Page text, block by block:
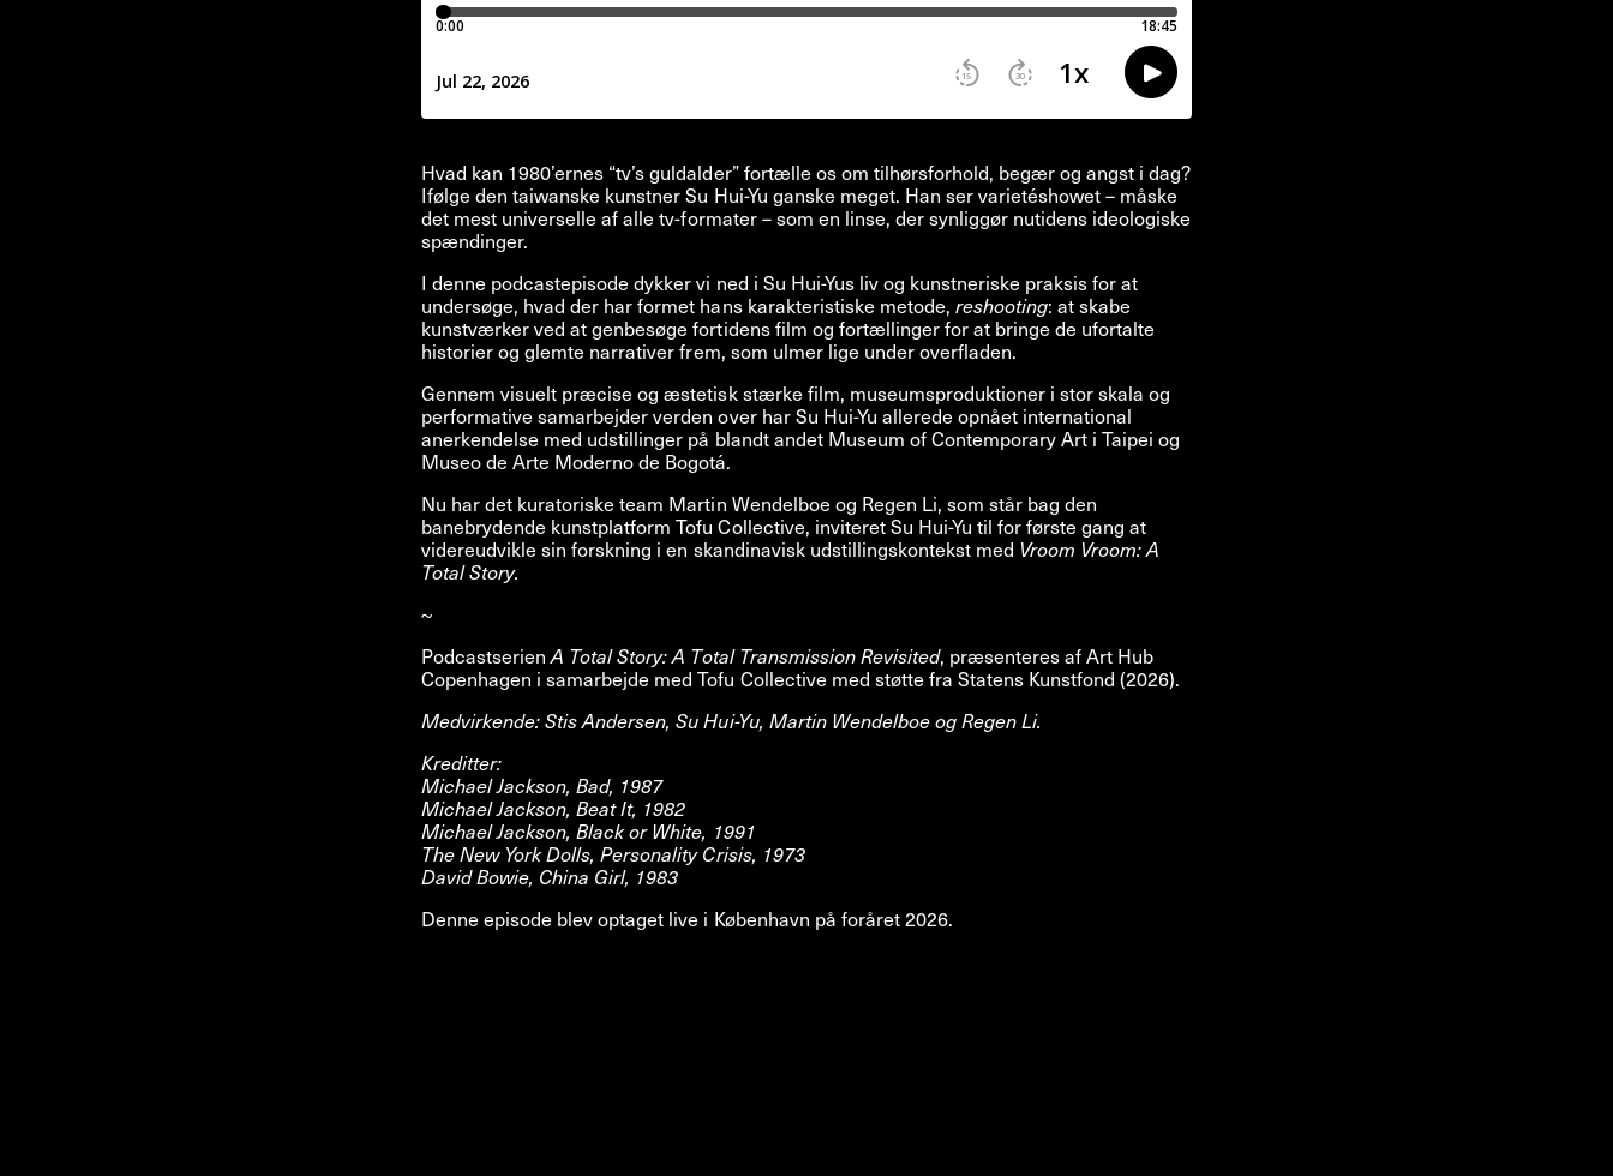
Hvad kan 1980’ernes “tv’s guldalder” fortælle os om tilhørsforhold, begær og angst i dag?
Ifølge den taiwanske kunstner Su Hui-Yu ganske meget. Han ser varietéshowet – måske
det mest universelle af alle tv-formater – som en linse, der synliggør nutidens ideologiske
spændinger.
I denne podcastepisode dykker vi ned i Su Hui-Yus liv og kunstneriske praksis for at
undersøge, hvad der har formet hans karakteristiske metode, reshooting: at skabe
kunstværker ved at genbesøge fortidens film og fortællinger for at bringe de ufortalte
historier og glemte narrativer frem, som ulmer lige under overfladen.
Gennem visuelt præcise og æstetisk stærke film, museumsproduktioner i stor skala og
performative samarbejder verden over har Su Hui-Yu allerede opnået international
anerkendelse med udstillinger på blandt andet Museum of Contemporary Art i Taipei og
Museo de Arte Moderno de Bogotá.
Nu har det kuratoriske team Martin Wendelboe og Regen Li, som står bag den
banebrydende kunstplatform Tofu Collective, inviteret Su Hui-Yu til for første gang at
videreudvikle sin forskning i en skandinavisk udstillingskontekst med Vroom Vroom: A
Total Story.
~
PodcastserienA Total Story: A Total Transmission Revisited, præsenteres af Art Hub
Copenhagen i samarbejde med Tofu Collective med støtte fra Statens Kunstfond (2026).
Medvirkende: Stis Andersen, Su Hui-Yu, Martin Wendelboe og Regen Li.
Kreditter:
Michael Jackson, Bad, 1987
Michael Jackson, Beat It, 1982
Michael Jackson, Black or White, 1991
The New York Dolls, Personality Crisis, 1973
David Bowie, China Girl, 1983
Denne episode blev optaget live i København på foråret 2026.